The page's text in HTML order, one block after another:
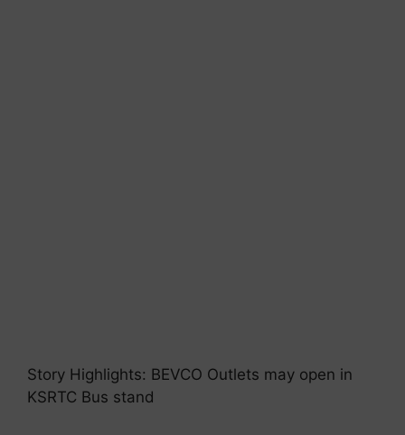
Story Highlights: BEVCO Outlets may open in
KSRTC Bus stand